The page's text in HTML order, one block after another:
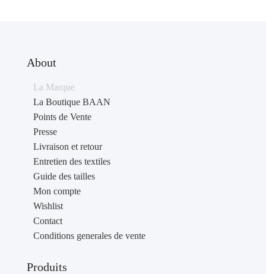
About
La Marque
La Boutique BAAN
Points de Vente
Presse
Livraison et retour
Entretien des textiles
Guide des tailles
Mon compte
Wishlist
Contact
Conditions generales de vente
Produits